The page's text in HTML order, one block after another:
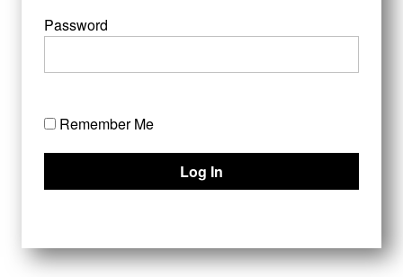
Password
Remember Me